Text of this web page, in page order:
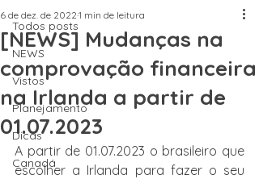
Todos posts
NEWS
Vistos
Planejamento
Dicas
Canadá
[NEWS] Mudanças na
comprovação financeira
na Irlanda a partir de
01.07.2023
6 de dez. de 2022 1 min de leitura
A partir de 01.07.2023 o brasileiro que
escolher a Irlanda para fazer o seu